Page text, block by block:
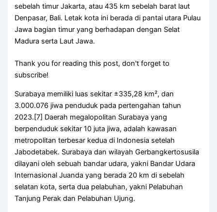
sebelah timur Jakarta, atau 435 km sebelah barat laut
Denpasar, Bali. Letak kota ini berada di pantai utara Pulau
Jawa bagian timur yang berhadapan dengan Selat
Madura serta Laut Jawa.
Thank you for reading this post, don't forget to
subscribe!
Surabaya memiliki luas sekitar ±335,28 km², dan
3.000.076 jiwa penduduk pada pertengahan tahun
2023.[7] Daerah megalopolitan Surabaya yang
berpenduduk sekitar 10 juta jiwa, adalah kawasan
metropolitan terbesar kedua di Indonesia setelah
Jabodetabek. Surabaya dan wilayah Gerbangkertosusila
dilayani oleh sebuah bandar udara, yakni Bandar Udara
Internasional Juanda yang berada 20 km di sebelah
selatan kota, serta dua pelabuhan, yakni Pelabuhan
Tanjung Perak dan Pelabuhan Ujung.